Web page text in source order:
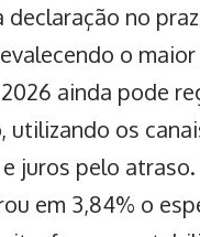
no
o
ainda pode
utilizando os
juros pelo atraso.
em 3,84% o